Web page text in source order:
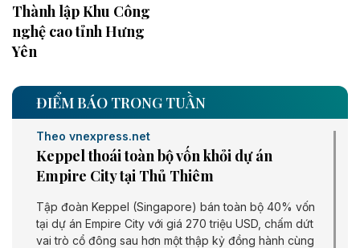
Thành lập Khu Công
nghệ cao tỉnh Hưng
Yên
ĐIỂM BÁO TRONG TUẦN
Theo vnexpress.net
Keppel thoái toàn bộ vốn khỏi dự án
Empire City tại Thủ Thiêm
Tập đoàn Keppel (Singapore) bán toàn bộ 40% vốn
tại dự án Empire City với giá 270 triệu USD, chấm dứt
vai trò cổ đông sau hơn một thập kỷ đồng hành cùng